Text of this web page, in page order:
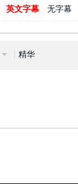
英文字幕 无字幕
精华